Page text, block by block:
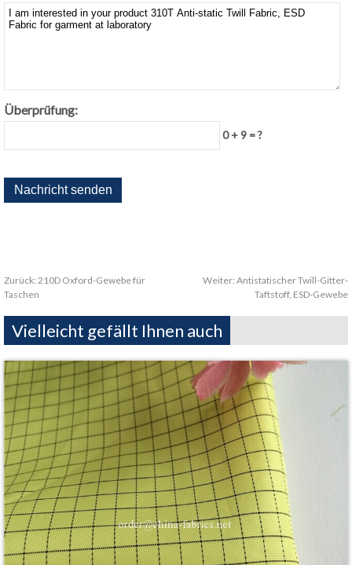
Überprüfung:
0 + 9 = ?
Zurück: 210D Oxford-Gewebe für
Taschen
Weiter: Antistatischer Twill-Gitter-
Taftstoff, ESD-Gewebe
Vielleicht gefällt Ihnen auch